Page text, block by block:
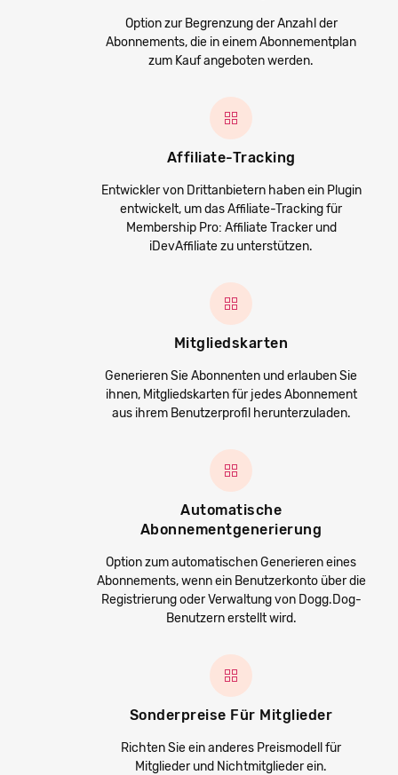
Option zur Begrenzung der Anzahl der
Abonnements, die in einem Abonnementplan
zum Kauf angeboten werden.
Affiliate-Tracking
Entwickler von Drittanbietern haben ein Plugin
entwickelt, um das Affiliate-Tracking für
Membership Pro: Affiliate Tracker und
iDevAffiliate zu unterstützen.
Mitgliedskarten
Generieren Sie Abonnenten und erlauben Sie
ihnen, Mitgliedskarten für jedes Abonnement
aus ihrem Benutzerprofil herunterzuladen.
Automatische
Abonnementgenerierung
Option zum automatischen Generieren eines
Abonnements, wenn ein Benutzerkonto über die
Registrierung oder Verwaltung von Dogg.Dog-
Benutzern erstellt wird.
Sonderpreise Für Mitglieder
Richten Sie ein anderes Preismodell für
Mitglieder und Nichtmitglieder ein.